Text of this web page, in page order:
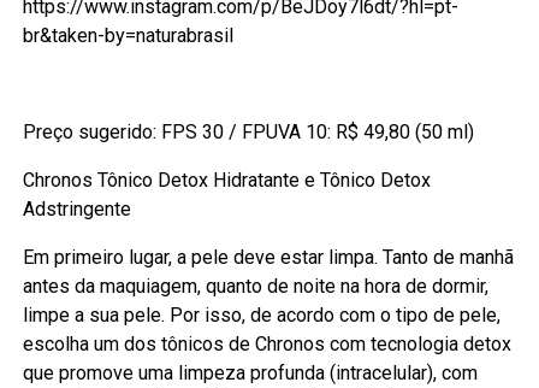
https://www.instagram.com/p/BeJDoy7l6dt/?hl=pt-
br&taken-by=naturabrasil
Preço sugerido: FPS 30 / FPUVA 10: R$ 49,80 (50 ml)
Chronos Tônico Detox Hidratante e Tônico Detox
Adstringente
Em primeiro lugar, a pele deve estar limpa. Tanto de manhã
antes da maquiagem, quanto de noite na hora de dormir,
limpe a sua pele. Por isso, de acordo com o tipo de pele,
escolha um dos tônicos de Chronos com tecnologia detox
que promove uma limpeza profunda (intracelular), com